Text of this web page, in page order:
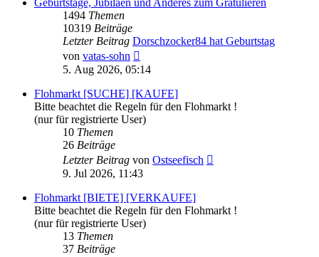
Geburtstage, Jubiläen und Anderes zum Gratulieren
1494 Themen
10319 Beiträge
Letzter Beitrag Dorschzocker84 hat Geburtstag
von vatas-sohn
Beitrag
5. Aug 2026, 05:14
Flohmarkt [SUCHE] [KAUFE]
Bitte beachtet die Regeln für den Flohmarkt !
(nur für registrierte User)
10 Themen
26 Beiträge
Letzter Beitrag von Ostseefisch
9. Jul 2026, 11:43
Flohmarkt [BIETE] [VERKAUFE]
Bitte beachtet die Regeln für den Flohmarkt !
(nur für registrierte User)
13 Themen
37 Beiträge